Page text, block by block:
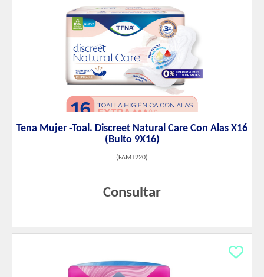
Tena Mujer -Toal. Discreet Natural Care Con Alas X16
(Bulto 9X16)
( FAMT220)
Consultar